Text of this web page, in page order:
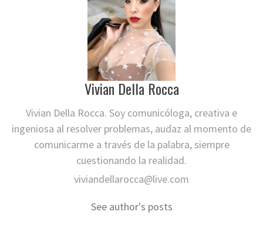
Vivian Della Rocca
Vivian Della Rocca. Soy comunicóloga, creativa e
ingeniosa al resolver problemas, audaz al momento de
comunicarme a través de la palabra, siempre
cuestionando la realidad.
viviandellarocca@live.com
See author's posts